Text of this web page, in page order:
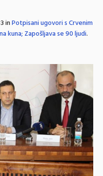
inPotpisani ugovori s Crvenim
kuna; Zapošljava se 90 ljudi.